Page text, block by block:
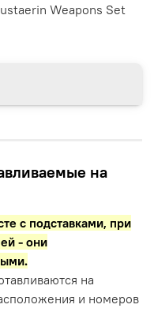
Weapons Set
на
с подставками, при
- они
на
и номеров